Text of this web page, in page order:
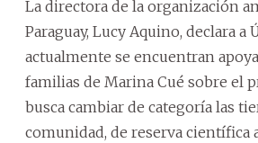
La directora de la organización
Paraguay, Lucy Aquino, declara a
actualmente se encuentran
familias de Marina Cué sobre el
busca cambiar de categoría las
comunidad, de reserva científica